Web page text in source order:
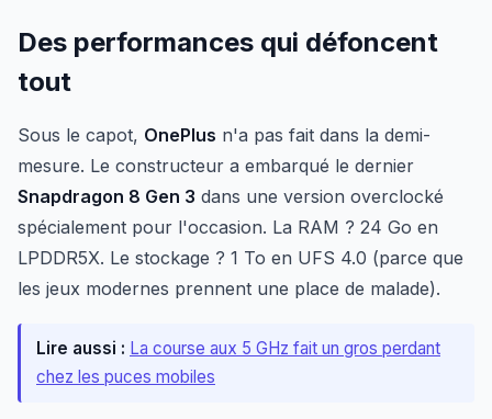
Des performances qui défoncent
tout
Sous le capot, OnePlus n'a pas fait dans la demi-
mesure. Le constructeur a embarqué le dernier
Snapdragon 8 Gen 3 dans une version overclocké
spécialement pour l'occasion. La RAM ? 24 Go en
LPDDR5X. Le stockage ? 1 To en UFS 4.0 (parce que
les jeux modernes prennent une place de malade).
Lire aussi : La course aux 5 GHz fait un gros perdant
chez les puces mobiles